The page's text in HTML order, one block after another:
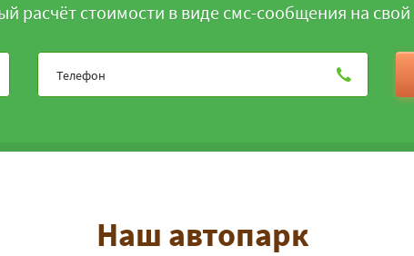
расчёт стоимости в виде смс-сообщения на
Наш автопарк